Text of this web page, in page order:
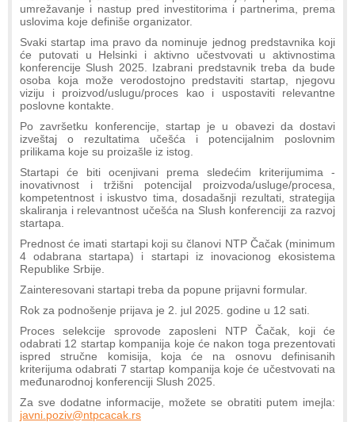
umrežavanje i nastup pred investitorima i partnerima, prema
uslovima koje definiše organizator.
Svaki startap ima pravo da nominuje jednog predstavnika koji
će putovati u Helsinki i aktivno učestvovati u aktivnostima
konferencije Slush 2025. Izabrani predstavnik treba da bude
osoba koja može verodostojno predstaviti startap, njegovu
viziju i proizvod/uslugu/proces kao i uspostaviti relevantne
poslovne kontakte.
Po završetku konferencije, startap je u obavezi da dostavi
izveštaj o rezultatima učešća i potencijalnim poslovnim
prilikama koje su proizašle iz istog.
Startapi će biti ocenjivani prema sledećim kriterijumima -
inovativnost i tržišni potencijal proizvoda/usluge/procesa,
kompetentnost i iskustvo tima, dosadašnji rezultati, strategija
skaliranja i relevantnost učešća na Slush konferenciji za razvoj
startapa.
Prednost će imati startapi koji su članovi NTP Čačak (minimum
4 odabrana startapa) i startapi iz inovacionog ekosistema
Republike Srbije.
Zainteresovani startapi treba da popune prijavni formular.
Rok za podnošenje prijava je 2. jul 2025. godine u 12 sati.
Proces selekcije sprovode zaposleni NTP Čačak, koji će
odabrati 12 startap kompanija koje će nakon toga prezentovati
ispred stručne komisija, koja će na osnovu definisanih
kriterijuma odabrati 7 startap kompanija koje će učestvovati na
međunarodnoj konferenciji Slush 2025.
Za sve dodatne informacije, možete se obratiti putem imejla:
javni.poziv@ntpcacak.rs